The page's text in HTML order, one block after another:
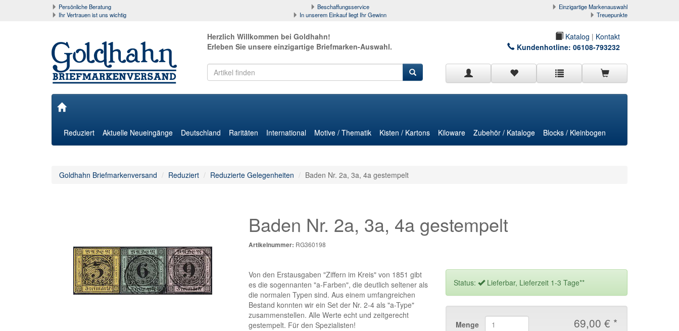
Persönliche Beratung Beschaffungsservice
Einzigartige Markenauswahl
Ihr Vertrauen ist uns wichtig
In unserem Einkauf liegt Ihr Gewinn Treuepunkte
Herzlich Willkommen bei Goldhahn!
Erleben Sie unsere einzigartige Briefmarken-Auswahl.
Katalog | Kontakt
Kundenhotline: 06108-793232
Reduziert Aktuelle Neueingänge Deutschland Raritäten International Motive / Thematik Kisten / Kartons Kiloware Zubehör / Kataloge Blocks / Kleinbogen
Goldhahn Briefmarkenversand Reduziert Reduzierte Gelegenheiten Baden Nr. 2a, 3a, 4a gestempelt
Baden Nr. 2a, 3a, 4a gestempelt
Artikelnummer: RG360198
Von den Erstausgaben "Ziffern im Kreis" von 1851 gibt
es die sogennanten "a-Farben", die deutlich seltener als
die normalen Typen sind. Aus einem umfangreichen
Bestand konnten wir ein Set der Nr. 2-4 als "a-Type"
zusammenstellen. Alle Werte echt und zeitgerecht
gestempelt. Für den Spezialisten!
Status: Lieferbar, Lieferzeit 1-3 Tage**
69,00 € *
Menge